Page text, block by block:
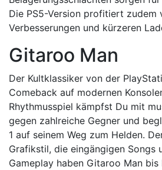
Die PS5-Version profitiert zudem
Verbesserungen und kürzeren
Gitaroo Man
Der Kultklassiker von der
Comeback auf modernen
Rhythmusspiel kämpfst Du mit
gegen zahlreiche Gegner und
1 auf seinem Weg zum Helden.
Grafikstil, die eingängigen Songs
Gameplay haben Gitaroo Man bis